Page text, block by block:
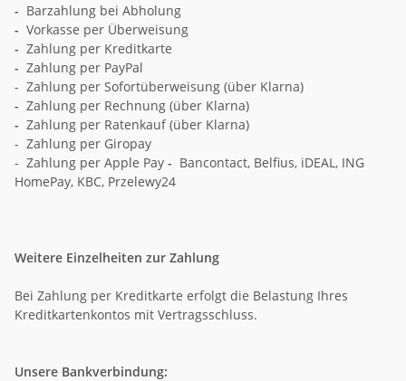
- Barzahlung bei Abholung
- Vorkasse per Überweisung
- Zahlung per Kreditkarte
- Zahlung per PayPal
- Zahlung per Sofortüberweisung (über Klarna)
- Zahlung per Rechnung (über Klarna)
- Zahlung per Ratenkauf (über Klarna)
- Zahlung per Giropay
- Zahlung per Apple Pay - Bancontact, Belfius, iDEAL, ING
HomePay, KBC, Przelewy24
Weitere Einzelheiten zur Zahlung
Bei Zahlung per Kreditkarte erfolgt die Belastung Ihres
Kreditkartenkontos mit Vertragsschluss.
Unsere Bankverbindung: